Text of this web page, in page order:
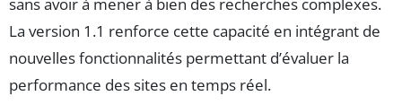
sans avoir à mener à bien des recherches complexes.
La version 1.1 renforce cette capacité en intégrant de
nouvelles fonctionnalités permettant d’évaluer la
performance des sites en temps réel.